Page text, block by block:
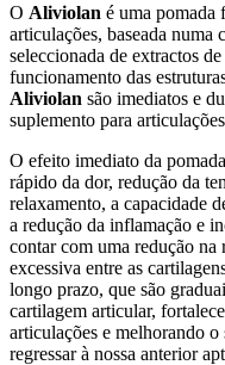
O Aliviolan é uma pomada
articulações, baseada numa
seleccionada de extractos
funcionamento das
Aliviolan são imediatos e
suplemento para
O efeito imediato da pomada
rápido da dor, redução da
relaxamento, a capacidade
a redução da inflamação e
contar com uma redução
excessiva entre as
longo prazo, que são
cartilagem articular,
articulações e melhorando
regressar à nossa anterior